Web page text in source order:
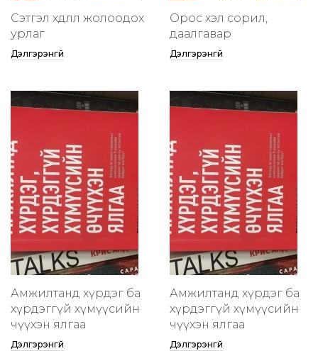
Сэтгэл хөдлөлөө жолоодох
урлаг
Дэлгэрэнгүй
Орос хэл сорил,
даалгавар
Дэлгэрэнгүй
Амжилтанд хүрдэг ба
хүрдэггүй хүмүүсийн
өчүүхэн ялгаа
Дэлгэрэнгүй
Амжилтанд хүрдэг ба
хүрдэггүй хүмүүсийн
өчүүхэн ялгаа
Дэлгэрэнгүй